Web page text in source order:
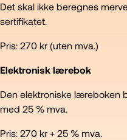
Det skal ikke beregnes
sertifikatet.
Pris: 270 kr (uten mva.)
Elektronisk lærebok
Den elektroniske læreboken
med 25 % mva.
Pris: 270 kr + 25 % mva.